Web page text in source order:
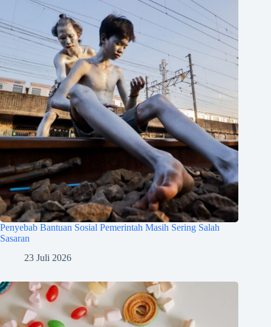
Penyebab Bantuan Sosial Pemerintah Masih Sering Salah
Sasaran
23 Juli 2026